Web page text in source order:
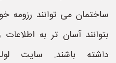
ساختمان می توانند رزومه
بتوانند آسان تر به
داشته باشند. سایت